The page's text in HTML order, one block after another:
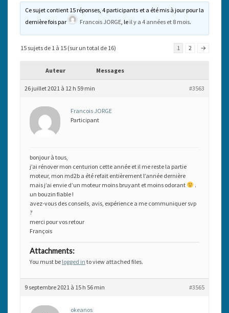
Ce sujet contient 15 réponses, 4 participants et a été mis à jour pour la
dernière fois par
Francois JORGE , le il y a 4 années et 8 mois.
15 sujets de 1 à 15 (sur un total de 16) 1 2 →
Auteur Messages
26 juillet 2021 à 12 h 59 min #3563
Francois JORGE
Participant
bonjour à tous,
j’ai rénover mon centurion cette année et il me reste la partie
moteur, mon md2b a été refait entièrement l’année dernière
mais j’ai envie d’un moteur moins bruyant et moins odorant
.
un bouzin fiable !
avez-vous des conseils, avis, expérience a me communiquer svp
?
merci pour vos retour
François
Attachments:
You must be logged in to view attached files.
9 septembre 2021 à 15 h 56 min #3565
okeanos